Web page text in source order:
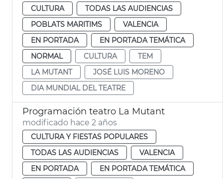
CULTURA
TODAS LAS AUDIENCIAS
POBLATS MARITIMS
VALENCIA
EN PORTADA
EN PORTADA TEMÁTICA
NORMAL
CULTURA
TEM
LA MUTANT
JOSÉ LUIS MORENO
DIA MUNDIAL DEL TEATRE
Programación teatro La Mutant
modificado hace 2 años
CULTURA Y FIESTAS POPULARES
TODAS LAS AUDIENCIAS
VALENCIA
EN PORTADA
EN PORTADA TEMÁTICA